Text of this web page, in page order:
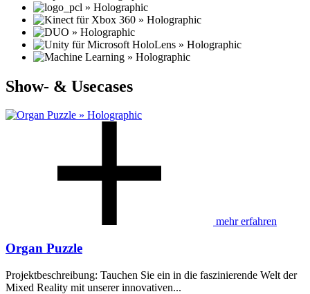
Show- & Usecases
mehr erfahren
Organ Puzzle
Projektbeschreibung: Tauchen Sie ein in die faszinierende Welt der
Mixed Reality mit unserer innovativen...